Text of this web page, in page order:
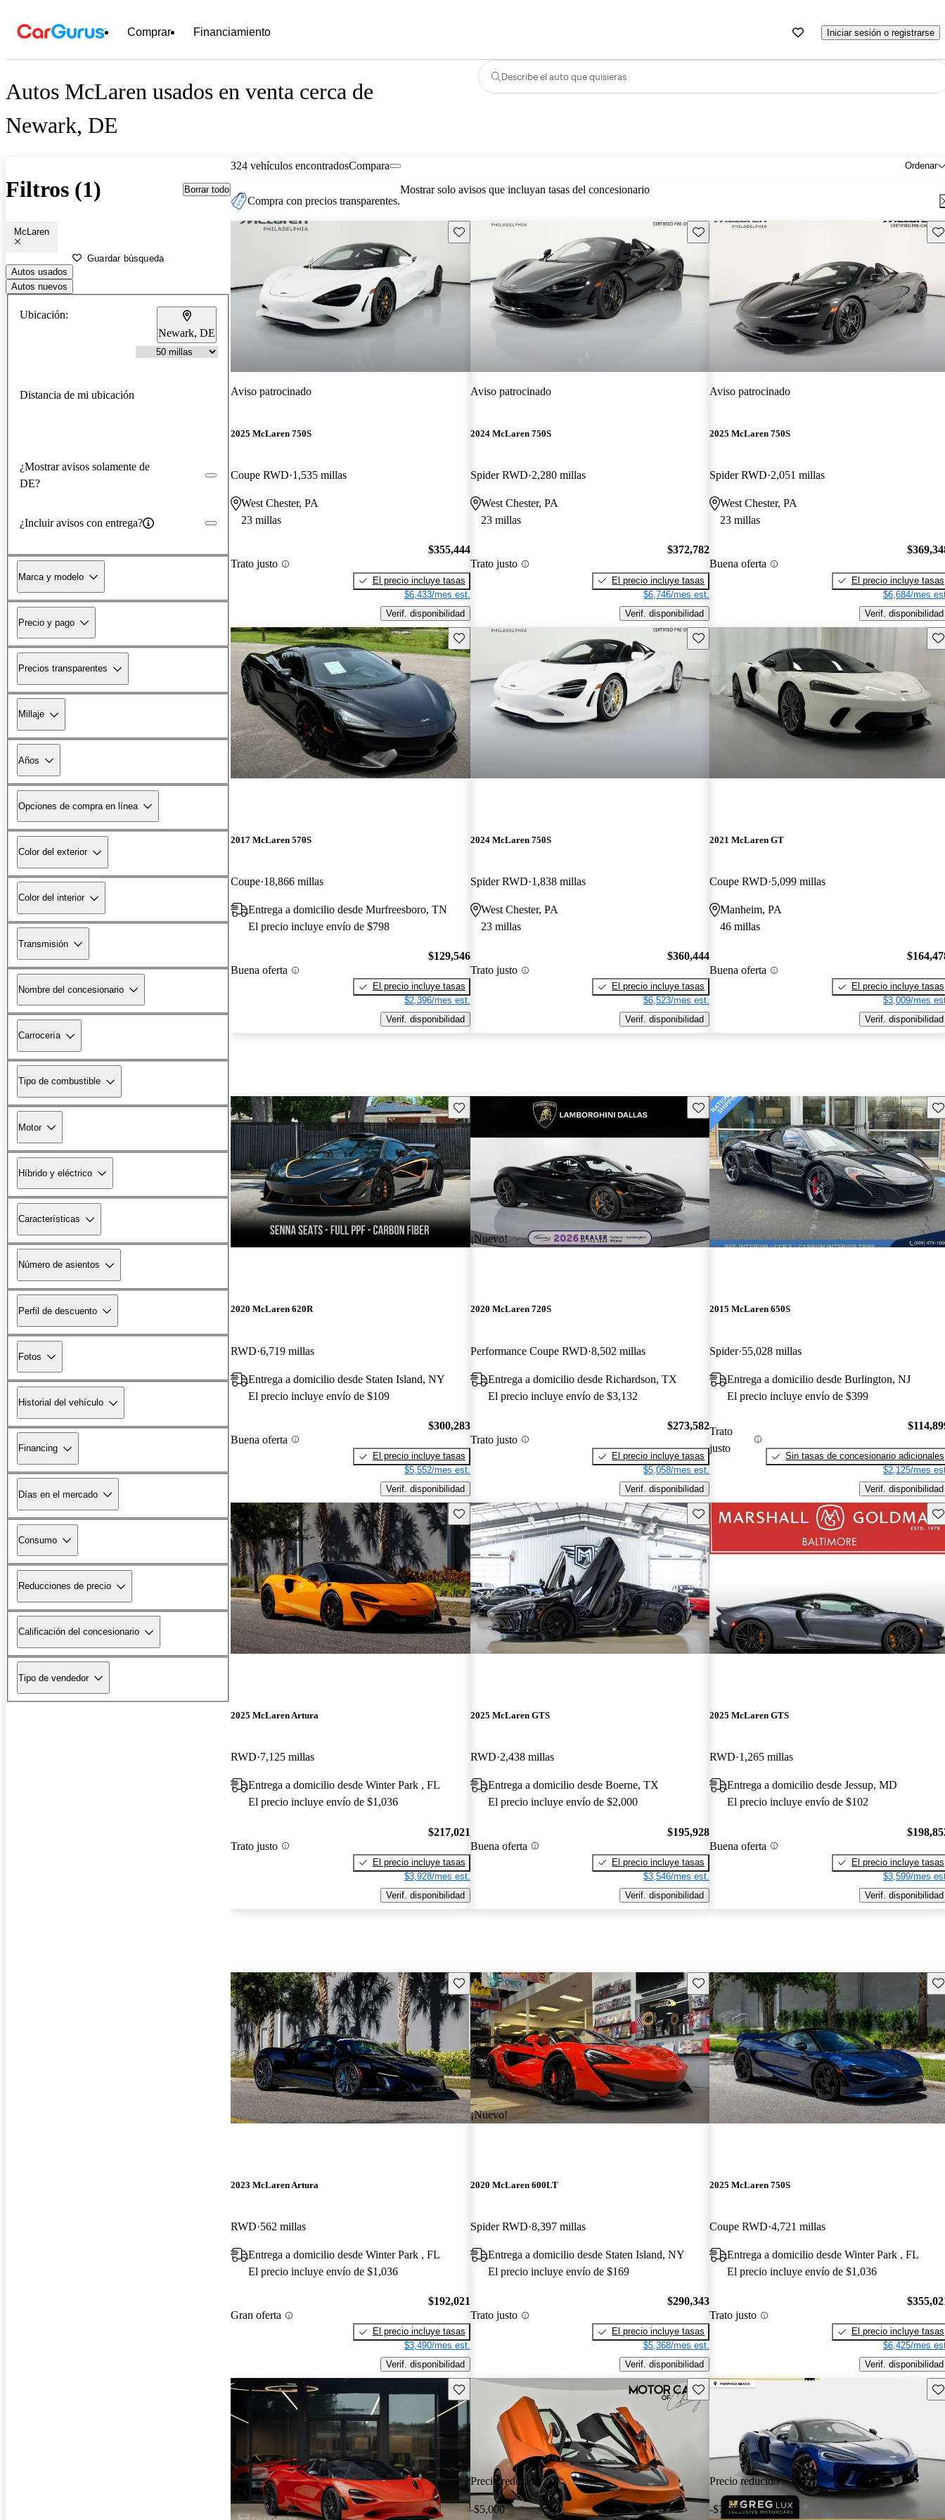
Comprar Financiamiento Iniciar sesión o registrarse
Autos McLaren usados en venta cerca de
Newark, DE
Describe el auto que quisieras
Filtros (1) Borrar todo
McLaren
Guardar búsqueda
Autos usados
Autos nuevos
Ubicación:
Newark, DE
Distancia de mi ubicación
¿Mostrar avisos solamente de
DE?
¿Incluir avisos con entrega?
Marca y modelo
Precio y pago
Precios transparentes
Millaje
Años
Opciones de compra en línea
Color del exterior
Color del interior
Transmisión
Nombre del concesionario
Carrocería
Tipo de combustible
Motor
Híbrido y eléctrico
Características
Número de asientos
Perfil de descuento
Fotos
Historial del vehículo
Financing
Días en el mercado
Consumo
Reducciones de precio
Calificación del concesionario
Tipo de vendedor
324 vehículos encontrados Ordenar
Compara
Compra con precios transparentes.
Mostrar solo avisos que incluyan tasas del concesionario
Guarda este Aviso
Aviso patrocinado
2025 McLaren 750S
Coupe RWD 1,535 millas
West Chester, PA
23 millas
Trato justo
$355,444
El precio incluye tasas
$6,433/mes est.
Verif. disponibilidad
Guarda este Aviso
Aviso patrocinado
2024 McLaren 750S
Spider RWD 2,280 millas
West Chester, PA
23 millas
Trato justo
$372,782
El precio incluye tasas
$6,746/mes est.
Verif. disponibilidad
Aviso patrocinado
2025 McLaren 750S
Spider RWD 2,051 millas
West Chester, PA
23 millas
Buena oferta
El precio incluye tasas
$6,684/mes
Verif. disponibilidad
Guarda este Aviso
2017 McLaren 570S
Coupe 18,866 millas
Entrega a domicilio desde Murfreesboro, TN
El precio incluye envío de $798
Buena oferta
$129,546
El precio incluye tasas
$2,396/mes est.
Verif. disponibilidad
Guarda este Aviso
2024 McLaren 750S
Spider RWD 1,838 millas
West Chester, PA
23 millas
Trato justo
$360,444
El precio incluye tasas
$6,523/mes est.
Verif. disponibilidad
2021 McLaren GT
Coupe RWD 5,099 millas
Manheim, PA
46 millas
Buena oferta
El precio incluye tasas
$3,009/mes
Verif. disponibilidad
Guarda este Aviso
2020 McLaren 620R
RWD 6,719 millas
Entrega a domicilio desde Staten Island, NY
El precio incluye envío de $109
Buena oferta
$300,283
El precio incluye tasas
$5,552/mes est.
Verif. disponibilidad
¡Nuevo!
Guarda este Aviso
2020 McLaren 720S
Performance Coupe RWD 8,502 millas
Entrega a domicilio desde Richardson, TX
El precio incluye envío de $3,132
Trato justo
$273,582
El precio incluye tasas
$5,058/mes est.
Verif. disponibilidad
2015 McLaren 650S
Spider 55,028 millas
Entrega a domicilio desde Burlington, NJ
El precio incluye envío de $399
Trato
justo
Sin tasas de concesionario adicionales
$2,125/mes
Verif. disponibilidad
Guarda este Aviso
2025 McLaren Artura
RWD 7,125 millas
Entrega a domicilio desde Winter Park , FL
El precio incluye envío de $1,036
Trato justo
$217,021
El precio incluye tasas
$3,928/mes est.
Verif. disponibilidad
Guarda este Aviso
2025 McLaren GTS
RWD 2,438 millas
Entrega a domicilio desde Boerne, TX
El precio incluye envío de $2,000
Buena oferta
$195,928
El precio incluye tasas
$3,546/mes est.
Verif. disponibilidad
2025 McLaren GTS
RWD 1,265 millas
Entrega a domicilio desde Jessup, MD
El precio incluye envío de $102
Buena oferta
El precio incluye tasas
$3,599/mes
Verif. disponibilidad
Guarda este Aviso
2023 McLaren Artura
RWD 562 millas
Entrega a domicilio desde Winter Park , FL
El precio incluye envío de $1,036
Gran oferta
$192,021
El precio incluye tasas
$3,490/mes est.
Verif. disponibilidad
¡Nuevo!
Guarda este Aviso
2020 McLaren 600LT
Spider RWD 8,397 millas
Entrega a domicilio desde Staten Island, NY
El precio incluye envío de $169
Trato justo
$290,343
El precio incluye tasas
$5,368/mes est.
Verif. disponibilidad
2025 McLaren 750S
Coupe RWD 4,721 millas
Entrega a domicilio desde Winter Park , FL
El precio incluye envío de $1,036
Trato justo
El precio incluye tasas
$6,425/mes
Verif. disponibilidad
Guarda este Aviso
Precio reducido
-$5,000
Guarda este Aviso
Precio reducido
-$7,246